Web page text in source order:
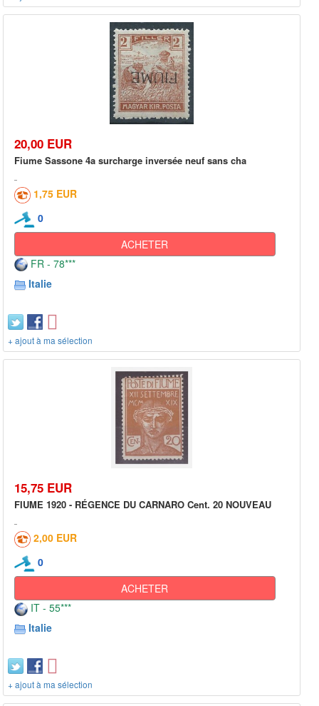
20,00 EUR
Fiume Sassone 4a surcharge inversée neuf sans cha
1,75 EUR
0
ACHETER
FR - 78***
Italie
+ ajout à ma sélection
15,75 EUR
FIUME 1920 - RÉGENCE DU CARNARO Cent. 20 NOUVEAU
2,00 EUR
0
ACHETER
IT - 55***
Italie
+ ajout à ma sélection